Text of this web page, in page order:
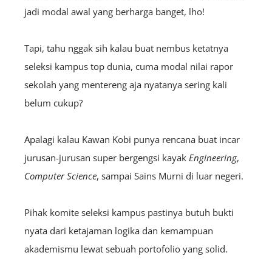
jadi modal awal yang berharga banget, lho!
Tapi, tahu nggak sih kalau buat nembus ketatnya
seleksi kampus top dunia, cuma modal nilai rapor
sekolah yang mentereng aja nyatanya sering kali
belum cukup?
Apalagi kalau Kawan Kobi punya rencana buat incar
jurusan-jurusan super bergengsi kayak Engineering,
Computer Science, sampai Sains Murni di luar negeri.
Pihak komite seleksi kampus pastinya butuh bukti
nyata dari ketajaman logika dan kemampuan
akademismu lewat sebuah portofolio yang solid.